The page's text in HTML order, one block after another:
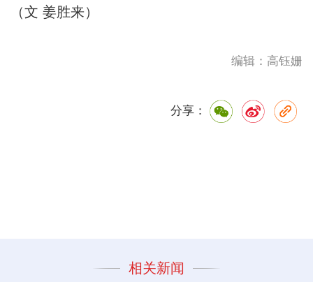
（文 姜胜来）
编辑：高钰姗
分享：
相关新闻